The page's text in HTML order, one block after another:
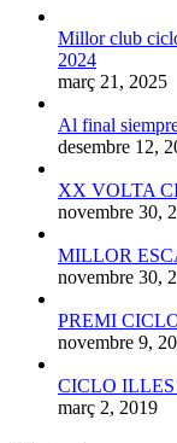
Millor club
2024
març 21, 2025
Al final
desembre 12,
XX VOLTA
novembre 30,
MILLOR
novembre 30,
PREMI
novembre 9,
CICLO
març 2, 2019